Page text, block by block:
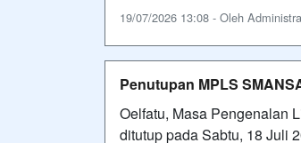
19/07/2026 13:08 - Oleh
Penutupan MPLS
Oelfatu, Masa Pengenalan
ditutup pada Sabtu, 18 Juli